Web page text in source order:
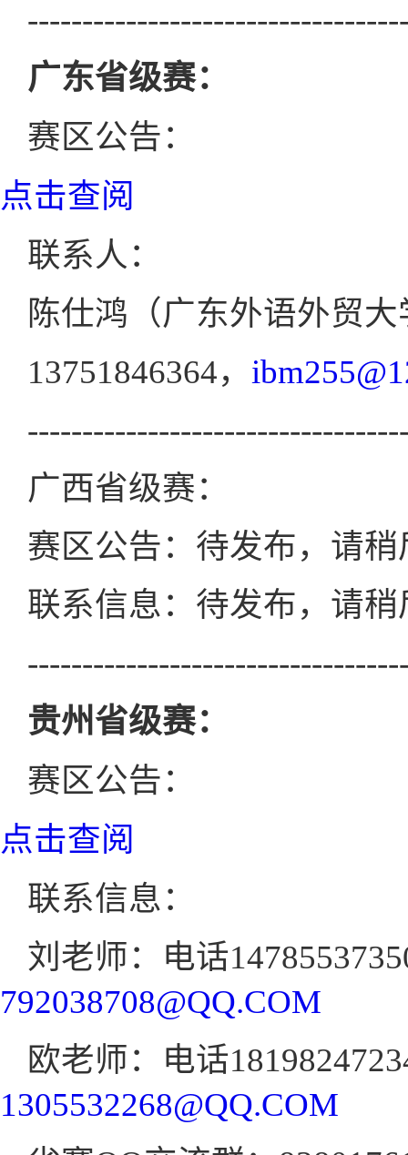
广东省级赛：
赛区公告：
点击查阅
联系人：
陈仕鸿（广东外语外贸
13751846364，
广西省级赛：
赛区公告：待发布，请稍
联系信息：待发布，请稍
贵州省级赛：
赛区公告：
点击查阅
联系信息：
刘老师：电话
792038708@QQ.COM
欧老师：电话
1305532268@QQ.COM